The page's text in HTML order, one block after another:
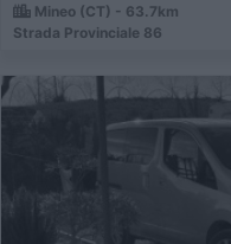
Mineo (CT) - 63.7km
Strada Provinciale 86